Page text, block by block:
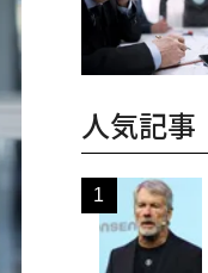
人気記事